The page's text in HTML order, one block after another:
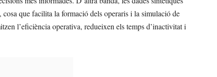
cosa que facilita la formació dels operaris i la simulació de
l’eficiència operativa, redueixen els temps d’inactivitat i